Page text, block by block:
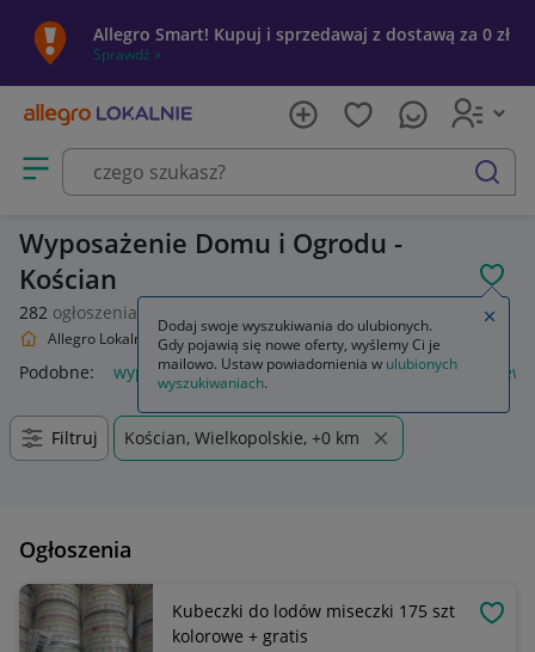
Allegro Smart! Kupuj i sprzedawaj z dostawą za 0 zł
Sprawdź »
Otwórz menu z kategoriami
szukaj
Wyposażenie Domu i Ogrodu -
Kościan
282 ogłoszenia
Allegro Lokalnie Dom i Ogród Wyposażenie
Podobne: wyposażenie piórnik z wyposażeniem plecak
Filtruj Kościan, Wielkopolskie, +0 km
Ogłoszenia
Kubeczki do lodów miseczki 175 szt
kolorowe + gratis
Dodaj swoje wyszukiwania do ulubionych.
Gdy pojawią się nowe oferty, wyślemy Ci je
mailowo. Ustaw powiadomienia w ulubionych
wyszukiwaniach.